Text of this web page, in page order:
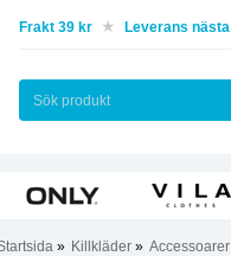
Frakt 39 kr Leverans
» Killkläder » Accessoarer